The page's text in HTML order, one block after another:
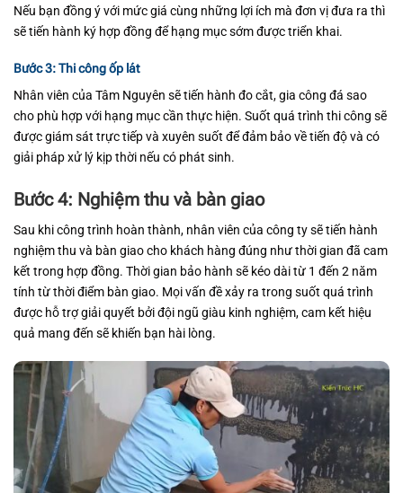
Nếu bạn đồng ý với mức giá cùng những lợi ích mà đơn vị đưa ra thì
sẽ tiến hành ký hợp đồng để hạng mục sớm được triển khai.
Bước 3: Thi công ốp lát
Nhân viên của Tâm Nguyên sẽ tiến hành đo cắt, gia công đá sao
cho phù hợp với hạng mục cần thực hiện. Suốt quá trình thi công sẽ
được giám sát trực tiếp và xuyên suốt để đảm bảo về tiến độ và có
giải pháp xử lý kịp thời nếu có phát sinh.
Bước 4: Nghiệm thu và bàn giao
Sau khi công trình hoàn thành, nhân viên của công ty sẽ tiến hành
nghiệm thu và bàn giao cho khách hàng đúng như thời gian đã cam
kết trong hợp đồng. Thời gian bảo hành sẽ kéo dài từ 1 đến 2 năm
tính từ thời điểm bàn giao. Mọi vấn đề xảy ra trong suốt quá trình
được hỗ trợ giải quyết bởi đội ngũ giàu kinh nghiệm, cam kết hiệu
quả mang đến sẽ khiến bạn hài lòng.